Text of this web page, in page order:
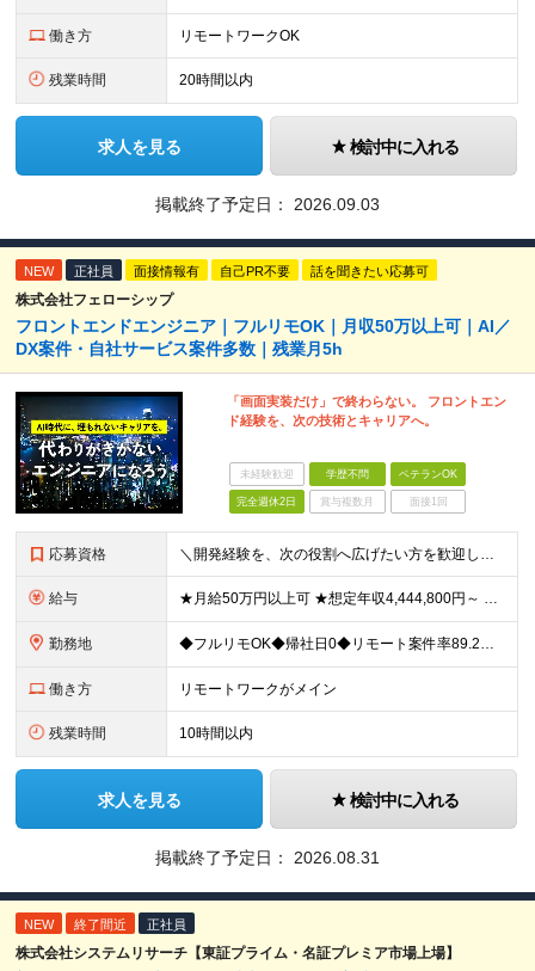
働き方 リモートワークOK
残業時間 20時間以内
求人を見る 検討中に入れる
掲載終了予定日： 2026.09.03
NEW 正社員 面接情報有 自己PR不要 話を聞きたい応募可
株式会社フェローシップ
フロントエンドエンジニア｜フルリモOK｜月収50万以上可｜AI／
DX案件・自社サービス案件多数｜残業月5h
「画面実装だけ」で終わらない。 フロントエン
ド経験を、次の技術とキャリアへ。
未経験歓迎 学歴不問 ベテランOK
完全週休2日 賞与複数月 面接1回
応募資格 ＼開発経験を、次の役割へ広げたい方を歓迎します／ ■HTML、CSS、JavaScriptを使用した実務経験を1年以上お持ちの方 ■APIを利用した画面・機能開発の経験、または基礎知識をお持ちの方
給与 ★月給50万円以上可 ★想定年収4,444,800円～ ★転職時に50万円～300万円の年収UP事例あり！ ★入社1年で年収が120万円上がった社員もいます！ 月給370,400円〜 ※経験やスキル
勤務地 ◆フルリモOK◆帰社日0◆リモート案件率89.2%◆希望を考慮／転居を伴う転勤なし 一都三県のクライアント先＋在宅勤務（案件により異なります） 【本社】東京都千代田区内幸町2-2-3 日比谷国際ビル
働き方 リモートワークがメイン
残業時間 10時間以内
求人を見る 検討中に入れる
掲載終了予定日： 2026.08.31
NEW 終了間近 正社員
株式会社システムリサーチ【東証プライム・名証プレミア市場上場】